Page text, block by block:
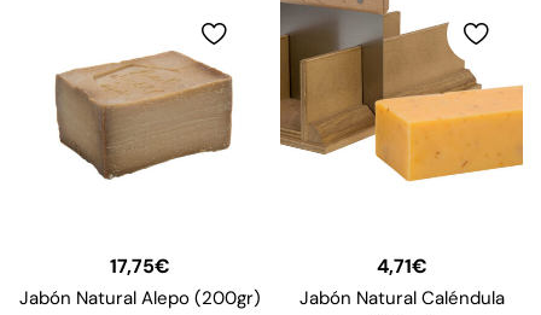
17,75€
Jabón Natural Alepo (200gr)
4,71€
Jabón Natural Caléndula